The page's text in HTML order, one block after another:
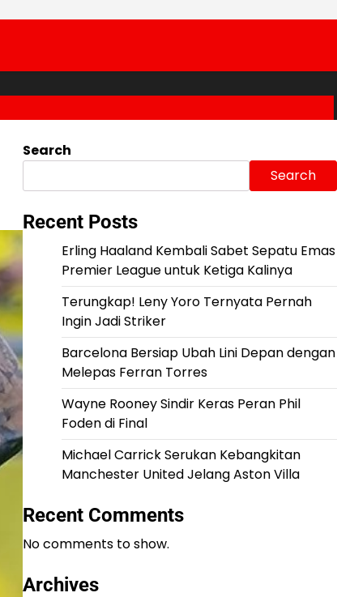
Search
Search
Recent Posts
Erling Haaland Kembali Sabet Sepatu Emas
Premier League untuk Ketiga Kalinya
Terungkap! Leny Yoro Ternyata Pernah
Ingin Jadi Striker
Barcelona Bersiap Ubah Lini Depan dengan
Melepas Ferran Torres
Wayne Rooney Sindir Keras Peran Phil
Foden di Final
Michael Carrick Serukan Kebangkitan
Manchester United Jelang Aston Villa
Recent Comments
No comments to show.
Archives